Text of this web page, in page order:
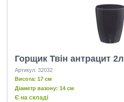
Горщик Твін антрацит 2л
Артикул: 32032
Висота: 17 см
Діаметр вазону: 14 см
Є на складі